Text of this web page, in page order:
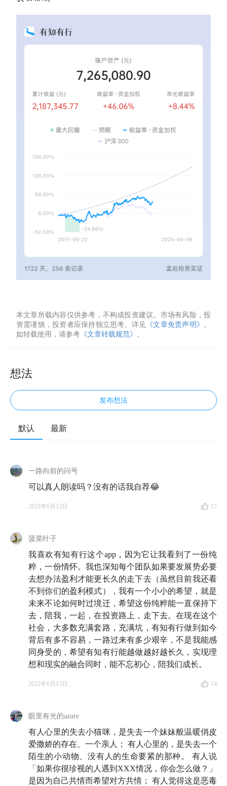
本文章所载内容仅供参考，不构成投资建议。市场有风险，投
资需谨慎，投资者应保持独立思考。详见 《文章免责声明》 。
如转载使用，请参考 《文章转载规范》 。
想法
发布想法
默认 最新
一路向前的问号
可以真人朗读吗？没有的话我自荐😂
2022年6月13日 17
菠菜叶子
我喜欢有知有行这个app，因为它让我看到了一份纯
粹，一份情怀。我也深知每个团队如果要发展势必要
去想办法盈利才能更长久的走下去（虽然目前我还看
不到你们的盈利模式），我有一个小小的希望，就是
未来不论如何时过境迁，希望这份纯粹能一直保持下
去，陪我，一起，在投资路上，走下去。在现在这个
社会，大多数充满套路，充满坑，有知有行做到如今
背后有多不容易，一路过来有多少艰辛，不是我能感
同身受的，希望有知有行能越做越好越长久，实现理
想和现实的融合同时，能不忘初心，陪我们成长。
2022年6月13日 14
眼里有光的azure
有人心里的失去小猫咪，是失去一个妹妹般温暖俏皮
爱撒娇的存在、一个亲人； 有人心里的，是失去一个
陌生的小动物、没有人的生命要紧的那种。 有人说
「如果你很珍视的人遇到XXX情况，你会怎么做？」
是因为自己共情而希望对方共情； 有人觉得这是恶毒